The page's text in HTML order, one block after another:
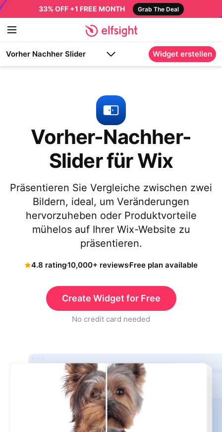
33% OFF +1 FREE MONTH Grab The Deal
Vorher Nachher Slider Widget erstellen
Vorher-Nachher-
Slider für Wix
Präsentieren Sie Vergleiche zwischen zwei
Bildern, ideal, um Veränderungen
hervorzuheben oder Produktvorteile
mühelos auf Ihrer Wix-Website zu
präsentieren.
4.8 rating10,000+ reviewsFree plan available
Create Widget for Free
No credit card needed